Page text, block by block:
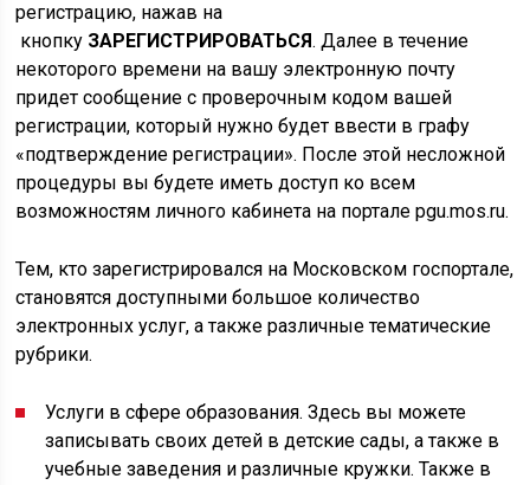
регистрацию, нажав на
кнопку ЗАРЕГИСТРИРОВАТЬСЯ. Далее в течение
некоторого времени на вашу электронную почту
придет сообщение с проверочным кодом вашей
регистрации, который нужно будет ввести в графу
«подтверждение регистрации». После этой несложной
процедуры вы будете иметь доступ ко всем
возможностям личного кабинета на портале pgu.mos.ru.
Тем, кто зарегистрировался на Московском госпортале,
становятся доступными большое количество
электронных услуг, а также различные тематические
рубрики.
Услуги в сфере образования. Здесь вы можете
записывать своих детей в детские сады, а также в
учебные заведения и различные кружки. Также в